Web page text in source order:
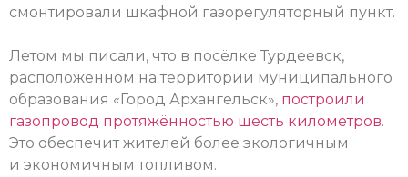
смонтировали шкафной газорегуляторный пункт.
Летом мы писали, что в посёлке Турдеевск,
расположенном на территории муниципального
образования «Город Архангельск», построили
газопровод протяжённостью шесть километров.
Это обеспечит жителей более экологичным
и экономичным топливом.